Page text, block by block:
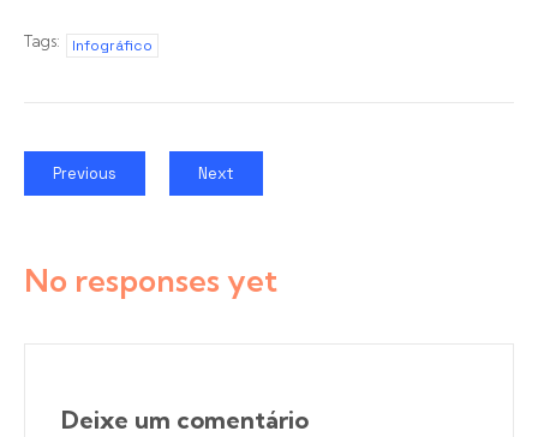
Tags: Infográfico
Previous Next
No responses yet
Deixe um comentário